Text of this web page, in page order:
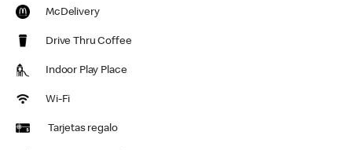
McDelivery
Drive Thru Coffee
Indoor Play Place
Wi-Fi
Tarjetas regalo